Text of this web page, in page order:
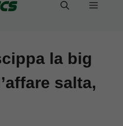
Menu
la big
salta,